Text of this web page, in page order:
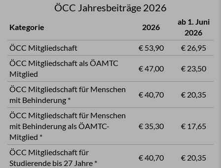
ÖCC Jahresbeiträge 2026
Kategorie 2026
ab 1. Juni
2026
ÖCC Mitgliedschaft
€ 53,90
€ 26,95
ÖCC Mitgliedschaft als ÖAMTC
Mitglied
€ 47,00 € 23,50
ÖCC Mitgliedschaft für Menschen
mit Behinderung *
€ 40,70 € 20,35
ÖCC Mitgliedschaft für Menschen
mit Behinderung als ÖAMTC-
Mitglied *
€ 35,30 € 17,65
ÖCC Mitgliedschaft für
Studierende bis 27 Jahre *
€ 40,70 € 20,35